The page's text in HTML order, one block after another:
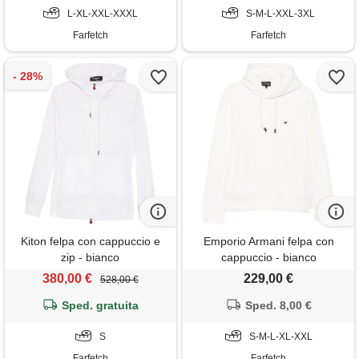
L-XL-XXL-XXXL
Farfetch
S-M-L-XXL-3XL
Farfetch
Kiton felpa con cappuccio e
zip - bianco
380,00 € 528,00 €
Sped. gratuita
S
Emporio Armani felpa con
cappuccio - bianco
229,00 €
Sped. 8,00 €
S-M-L-XL-XXL